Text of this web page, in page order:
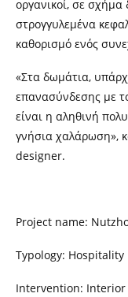
οργανικοί, σε
στρογγυλεμένα
καθορισμό ενός
«Στα δωμάτια,
επανασύνδεσης με
είναι η αληθινή
γνήσια χαλάρωση»,
designer.
Project name:
Typology: Hospitality
Intervention: Interior